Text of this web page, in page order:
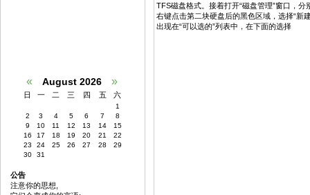
« August 2026 »
日 一 二 三 四 五 六
1
2
3 4 5 6 7
8
9
10 11 12 13 14
15
16
17 18 19 20 21
22
23
24 25 26 27 28
29
30
31
公告
注意你的思想,
TFS磁盘格式。接着打开“磁盘管理”窗口，
右键点击第二块硬盘后的黑色区域，选择“新
出现在“可以选的”列表中，在下面的选择